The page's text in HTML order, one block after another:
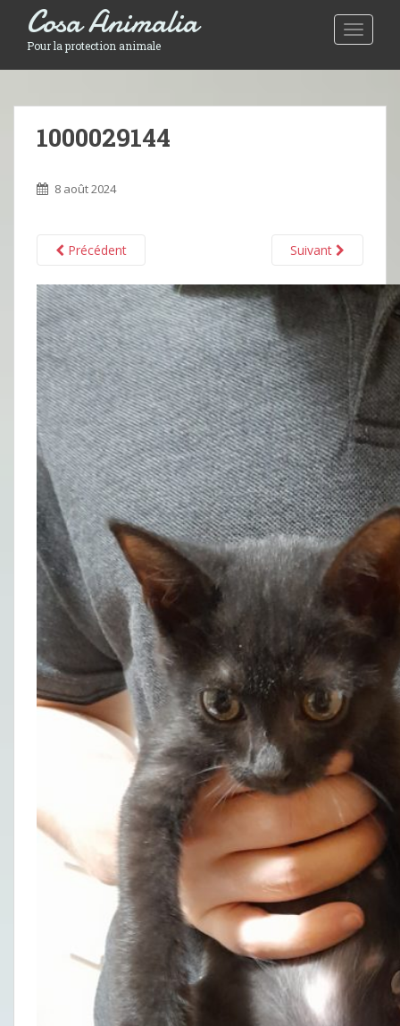
Toggle
Cosa Animalia
Pour la protection animale
1000029144
8 août 2024
Précédent Suivant